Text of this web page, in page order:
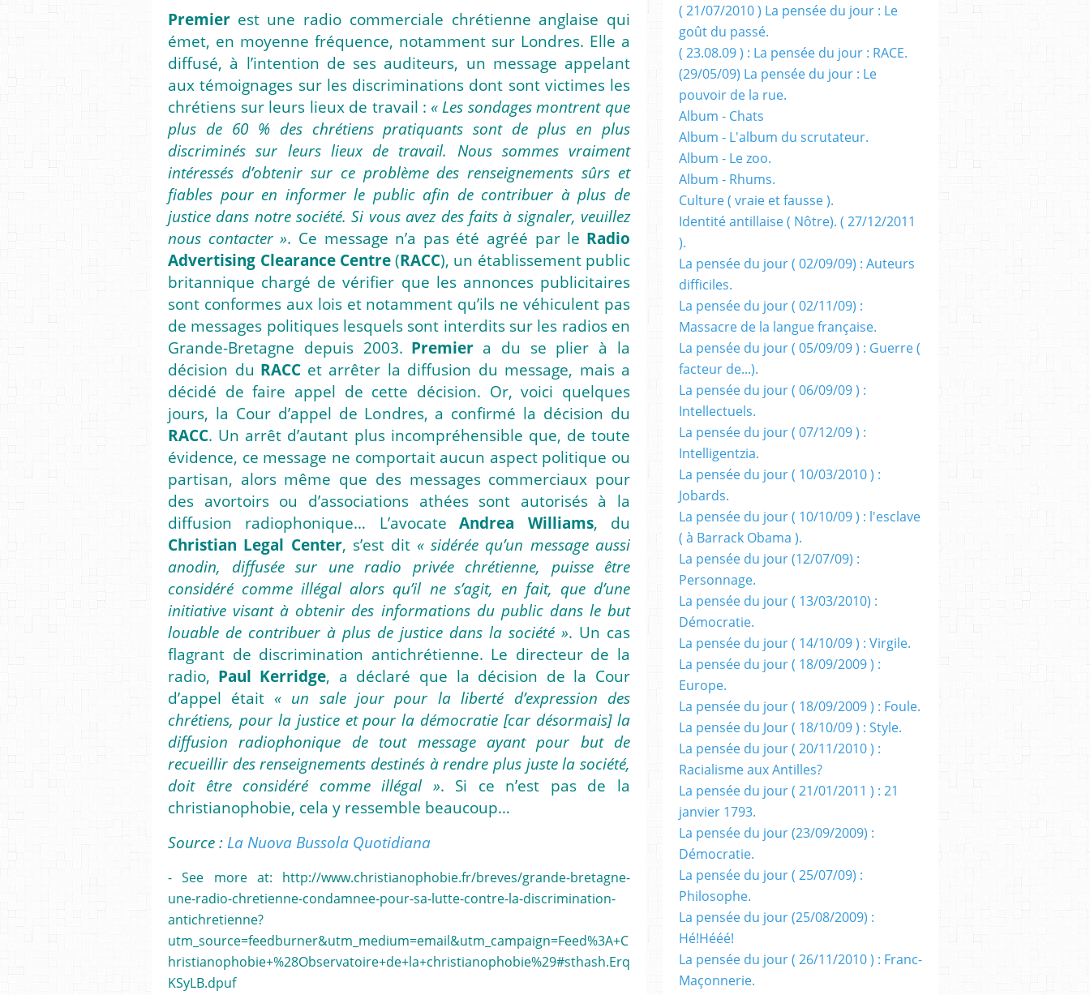
Premier est une radio commerciale chrétienne anglaise qui
émet, en moyenne fréquence, notamment sur Londres. Elle a
diffusé, à l’intention de ses auditeurs, un message appelant
aux témoignages sur les discriminations dont sont victimes les
chrétiens sur leurs lieux de travail : « Les sondages montrent que
plus de 60 % des chrétiens pratiquants sont de plus en plus
discriminés sur leurs lieux de travail. Nous sommes vraiment
intéressés d’obtenir sur ce problème des renseignements sûrs et
fiables pour en informer le public afin de contribuer à plus de
justice dans notre société. Si vous avez des faits à signaler, veuillez
nous contacter ». Ce message n’a pas été agréé par le Radio
Advertising Clearance Centre (RACC), un établissement public
britannique chargé de vérifier que les annonces publicitaires
sont conformes aux lois et notamment qu’ils ne véhiculent pas
de messages politiques lesquels sont interdits sur les radios en
Grande-Bretagne depuis 2003. Premier a du se plier à la
décision du RACC et arrêter la diffusion du message, mais a
décidé de faire appel de cette décision. Or, voici quelques
jours, la Cour d’appel de Londres, a confirmé la décision du
RACC. Un arrêt d’autant plus incompréhensible que, de toute
évidence, ce message ne comportait aucun aspect politique ou
partisan, alors même que des messages commerciaux pour
des avortoirs ou d’associations athées sont autorisés à la
diffusion radiophonique… L’avocate
Andrea Williams, du
Christian Legal Center, s’est dit « sidérée qu’un message aussi
anodin, diffusée sur une radio privée chrétienne, puisse être
considéré comme illégal alors qu’il ne s’agit, en fait, que d’une
initiative visant à obtenir des informations du public dans le but
louable de contribuer à plus de justice dans la société ». Un cas
flagrant de discrimination antichrétienne. Le directeur de la
radio, Paul Kerridge, a déclaré que la décision de la Cour
d’appel était « un sale jour pour la liberté d’expression des
chrétiens, pour la justice et pour la démocratie [car désormais] la
diffusion radiophonique de tout message ayant pour but de
recueillir des renseignements destinés à rendre plus juste la société,
doit être considéré comme illégal ». Si ce n’est pas de la
christianophobie, cela y ressemble beaucoup…
Source : La Nuova Bussola Quotidiana
- See more at: http://www.christianophobie.fr/breves/grande-bretagne-
une-radio-chretienne-condamnee-pour-sa-lutte-contre-la-discrimination-
antichretienne?
utm_source=feedburner&utm_medium=email&utm_campaign=Feed%3A+C
hristianophobie+%28Observatoire+de+la+christianophobie%29#sthash.Erq
KSyLB.dpuf
( 21/07/2010 ) La pensée du jour : Le
goût du passé.
( 23.08.09 ) : La pensée du jour : RACE.
(29/05/09) La pensée du jour : Le
pouvoir de la rue.
Album - Chats
Album - L'album du scrutateur.
Album - Le zoo.
Album - Rhums.
Culture ( vraie et fausse ).
Identité antillaise ( Nôtre). ( 27/12/2011
).
La pensée du jour ( 02/09/09) : Auteurs
difficiles.
La pensée du jour ( 02/11/09) :
Massacre de la langue française.
La pensée du jour ( 05/09/09 ) : Guerre (
facteur de...).
La pensée du jour ( 06/09/09 ) :
Intellectuels.
La pensée du jour ( 07/12/09 ) :
Intelligentzia.
La pensée du jour ( 10/03/2010 ) :
Jobards.
La pensée du jour ( 10/10/09 ) : l'esclave
( à Barrack Obama ).
La pensée du jour (12/07/09) :
Personnage.
La pensée du jour ( 13/03/2010) :
Démocratie.
La pensée du jour ( 14/10/09 ) : Virgile.
La pensée du jour ( 18/09/2009 ) :
Europe.
La pensée du jour ( 18/09/2009 ) : Foule.
La pensée du Jour ( 18/10/09 ) : Style.
La pensée du jour ( 20/11/2010 ) :
Racialisme aux Antilles?
La pensée du jour ( 21/01/2011 ) : 21
janvier 1793.
La pensée du jour (23/09/2009) :
Démocratie.
La pensée du jour ( 25/07/09) :
Philosophe.
La pensée du jour (25/08/2009) :
Hé!Hééé!
La pensée du jour ( 26/11/2010 ) : Franc-
Maçonnerie.